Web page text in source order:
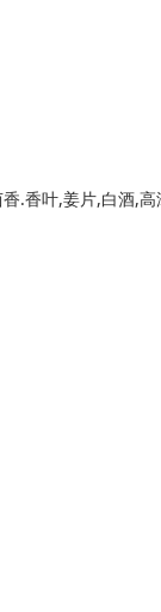
.香叶,姜片,白酒,高